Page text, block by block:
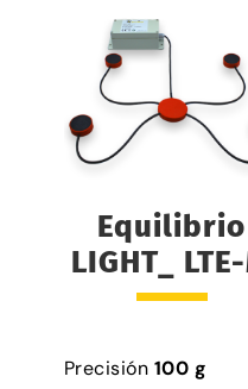
Equilibrio
LIGHT_
Precisión 100 g